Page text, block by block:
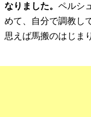
なりました。 ペルシ
めて、自分で調教し
思えば馬搬のはじま